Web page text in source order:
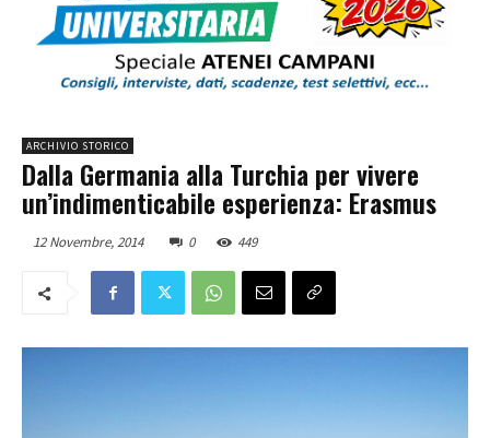
ARCHIVIO STORICO
Dalla Germania alla Turchia per vivere
un’indimenticabile esperienza: Erasmus
12 Novembre, 2014 0 449